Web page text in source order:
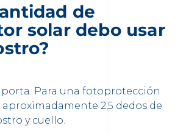
de
solar debo usar
Para una fotoprotección
2,5 dedos de
y cuello.